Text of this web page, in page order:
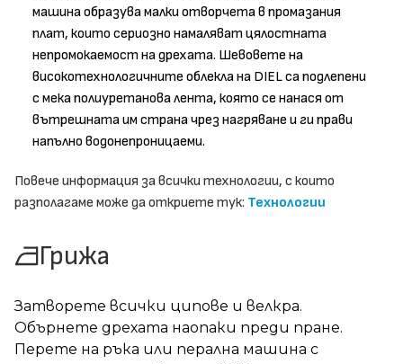
машина образува малки отворчета в промазания
плат, които сериозно намаляват цялостната
непромокаемост на дрехата. Шевовете на
високотехнологичните облекла на DIEL са подлепени
с мека полиуретанова лента, която се нанася от
вътрешната им страна чрез нагряване и ги прави
напълно водонепроницаеми.
Повече информация за всички технологии, с които
разполагаме може да откриете тук: Технологии
Грижа
Затворете всички ципове и велкра.
Обърнете дрехата наопаки преди пране.
Перете на ръка или перална машина с